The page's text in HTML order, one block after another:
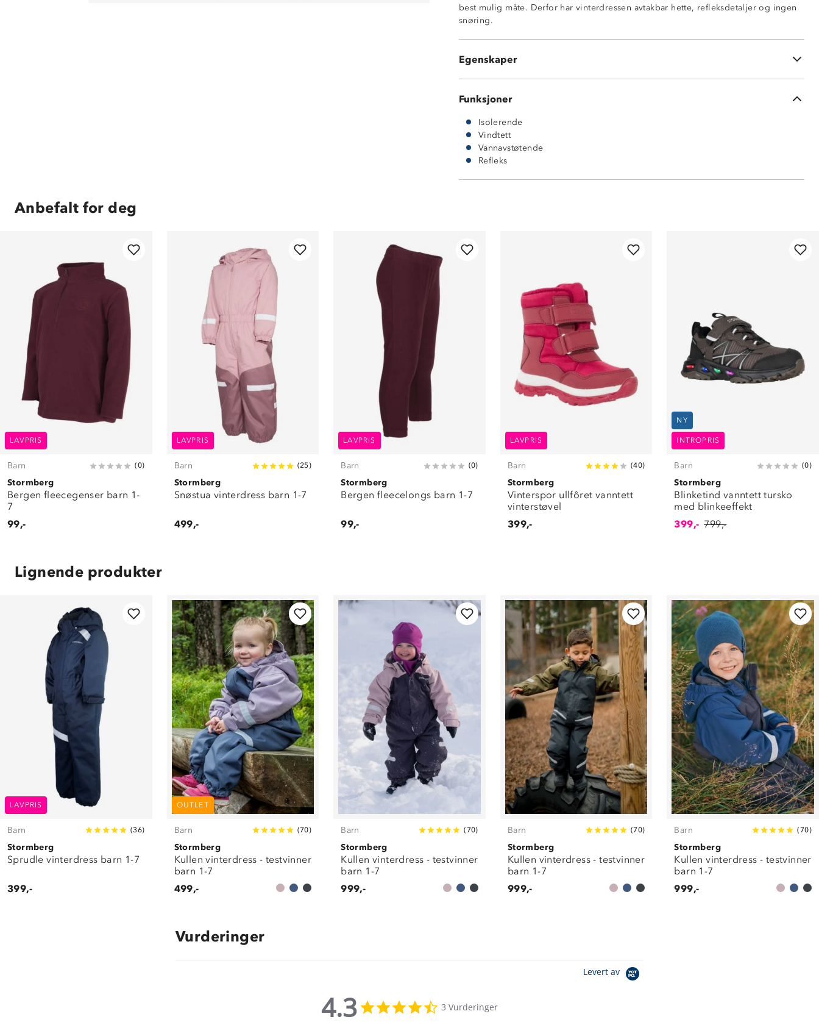
best mulig måte. Derfor har vinterdressen avtakbar hette, refleksdetaljer og ingen
snøring.
Egenskaper
Stormklaff bak glidelås
Refleksdetaljer
Justerbare strikk for feste under skoene
Funksjoner
Isolerende
Vindtett
Vannavstøtende
Refleks
Anbefalt for deg
LAVPRIS
Barn (0)
Stormberg
Bergen fleecegenser barn 1-
7
99,-
LAVPRIS
Barn (25)
Stormberg
Snøstua vinterdress barn 1-7
499,-
LAVPRIS
Barn (0)
Stormberg
Bergen fleecelongs barn 1-7
99,-
LAVPRIS
Barn (40)
Stormberg
Vinterspor ullfôret vanntett
vinterstøvel
399,-
NY
INTROPRIS
Barn (0)
Stormberg
Blinketind vanntett tursko
med blinkeeffekt
399,- 799,-
Lignende produkter
LAVPRIS
Barn (36)
Stormberg
Sprudle vinterdress barn 1-7
399,-
OUTLET
Barn (70)
Stormberg
Kullen vinterdress - testvinner
barn 1-7
499,-
Barn (70)
Stormberg
Kullen vinterdress - testvinner
barn 1-7
999,-
Barn (70)
Stormberg
Kullen vinterdress - testvinner
barn 1-7
999,-
Barn (70)
Stormberg
Kullen vinterdress - testvinner
barn 1-7
999,-
Vurderinger
Levert av
4.3
star
3 Vurderinger